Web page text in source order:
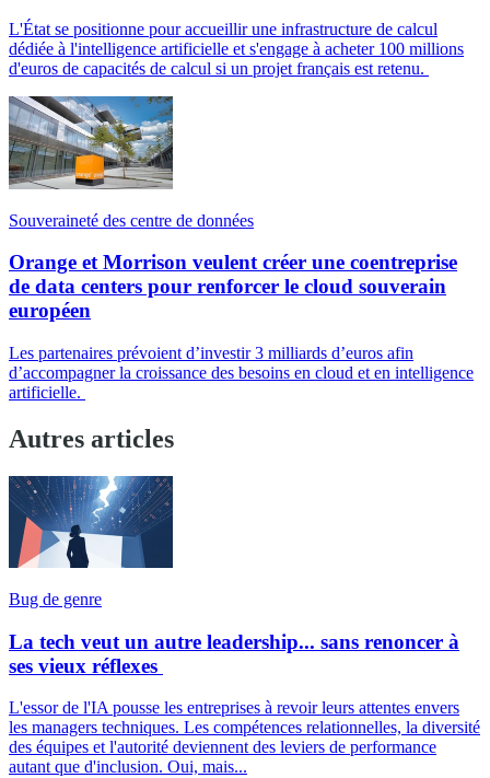
L'État se positionne pour accueillir une infrastructure de calcul
dédiée à l'intelligence artificielle et s'engage à acheter 100 millions
d'euros de capacités de calcul si un projet français est retenu.
Souveraineté des centre de données
Orange et Morrison veulent créer une coentreprise
de data centers pour renforcer le cloud souverain
européen
Les partenaires prévoient d’investir 3 milliards d’euros afin
d’accompagner la croissance des besoins en cloud et en intelligence
artificielle.
Autres articles
Bug de genre
La tech veut un autre leadership... sans renoncer à
ses vieux réflexes
L'essor de l'IA pousse les entreprises à revoir leurs attentes envers
les managers techniques. Les compétences relationnelles, la diversité
des équipes et l'autorité deviennent des leviers de performance
autant que d'inclusion. Oui, mais...